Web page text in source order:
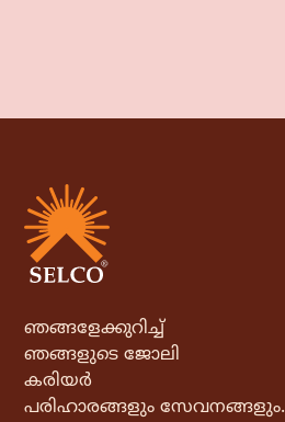
ഞങ്ങളേക്കുറിച്ച്
ഞങ്ങളുടെ ജോലി
കരിയർ
പരിഹാരങ്ങളും സേവനങ്ങളും.